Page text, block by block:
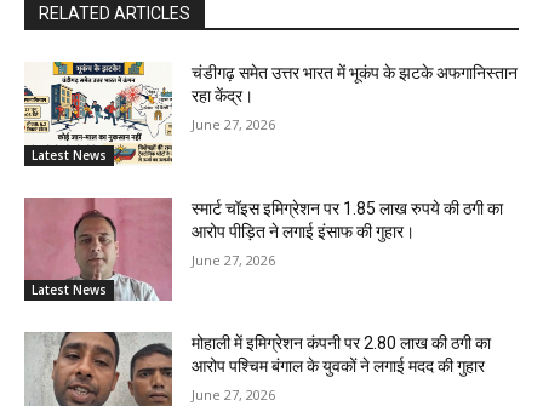
RELATED ARTICLES
Latest News
चंडीगढ़ समेत उत्तर भारत में भूकंप के झटके अफगानिस्तान
रहा केंद्र।
June 27, 2026
Latest News
स्मार्ट चॉइस इमिग्रेशन पर 1.85 लाख रुपये की ठगी का
आरोप पीड़ित ने लगाई इंसाफ की गुहार।
June 27, 2026
मोहाली में इमिग्रेशन कंपनी पर 2.80 लाख की ठगी का
आरोप पश्चिम बंगाल के युवकों ने लगाई मदद की गुहार
June 27, 2026